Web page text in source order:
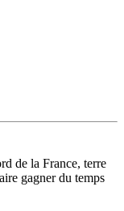
de la France, terre
gagner du temps